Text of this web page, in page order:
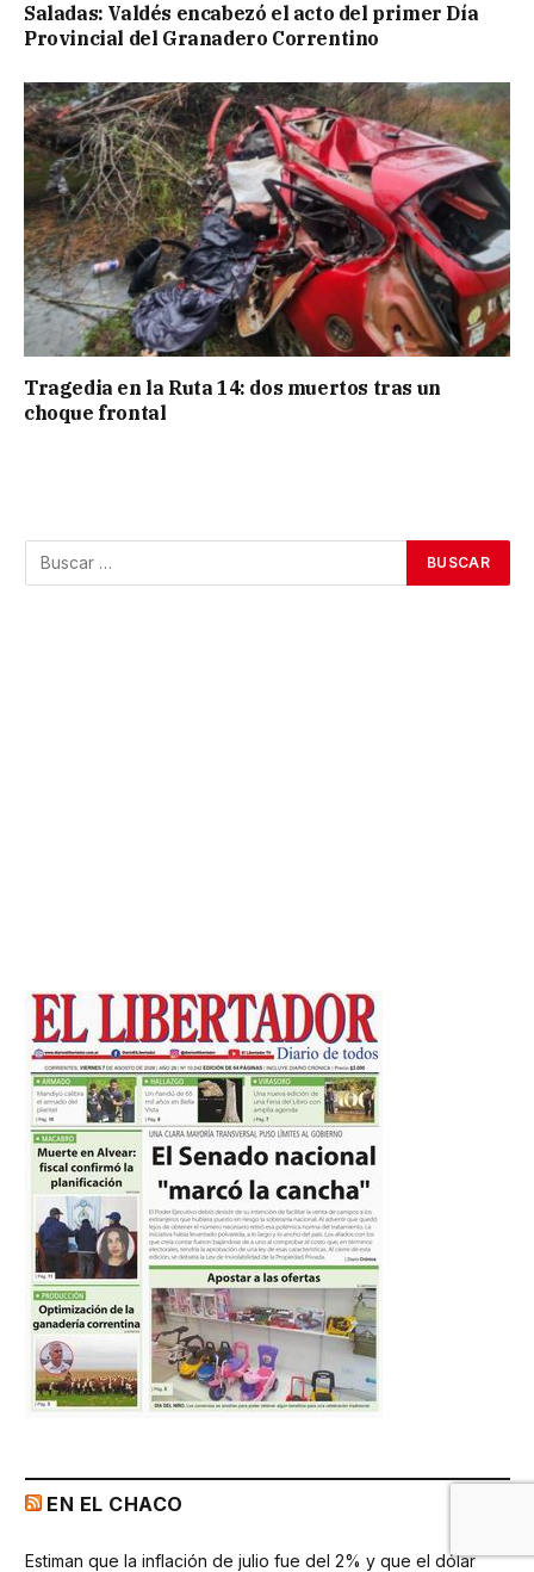
Saladas: Valdés encabezó el acto del primer Día
Provincial del Granadero Correntino
Tragedia en la Ruta 14: dos muertos tras un
choque frontal
EN EL CHACO
Estiman que la inflación de julio fue del 2% y que el dólar